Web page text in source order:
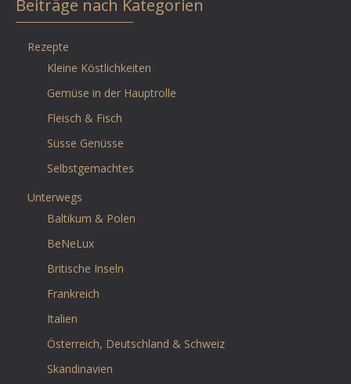
Beiträge nach Kategorien
Rezepte
Kleine Köstlichkeiten
Gemüse in der Hauptrolle
Fleisch & Fisch
Süsse Genüsse
Selbstgemachtes
Unterwegs
Baltikum & Polen
BeNeLux
Britische Inseln
Frankreich
Italien
Österreich, Deutschland & Schweiz
Skandinavien